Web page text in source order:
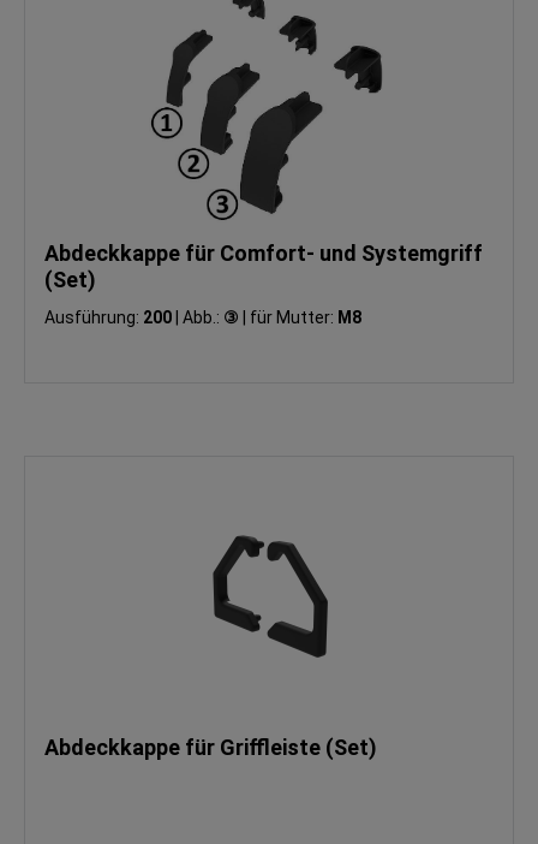
Abdeckkappe für Comfort- und Systemgriff
(Set)
Ausführung: 200 Abb.: ③ für Mutter: M8
Abdeckkappe für Griffleiste (Set)